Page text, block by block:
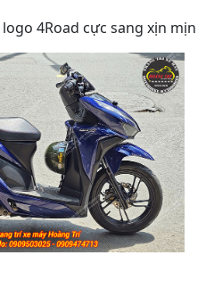
4Road cực sang xịn mịn